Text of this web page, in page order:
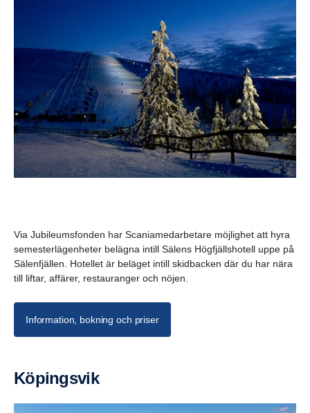
Via Jubileumsfonden har Scaniamedarbetare möjlighet att hyra
semesterlägenheter belägna intill Sälens Högfjällshotell uppe på
Sälenfjällen. Hotellet är beläget intill skidbacken där du har nära
till liftar, affärer, restauranger och nöjen.
Information, bokning och priser
Köpingsvik